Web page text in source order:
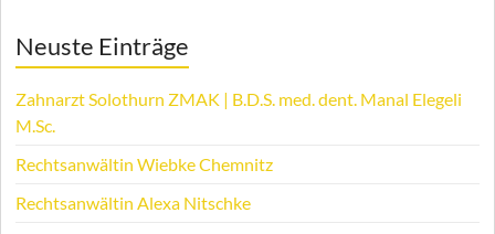
Neuste Einträge
Zahnarzt Solothurn ZMAK | B.D.S. med. dent. Manal Elegeli
M.Sc.
Rechtsanwältin Wiebke Chemnitz
Rechtsanwältin Alexa Nitschke